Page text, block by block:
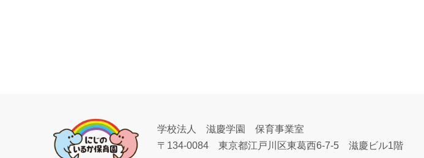
学校法人 滋慶学園 保育事業室
〒134-0084 東京都江戸川区東葛西6-7-5 滋慶ビル1階